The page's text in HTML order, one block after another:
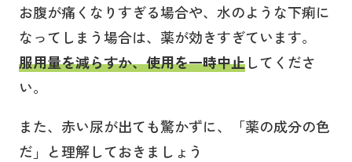
お腹が痛くなりすぎる場合や、水のような下痢に
なってしまう場合は、薬が効きすぎています。
服用量を減らすか、使用を一時中止してくださ
い。
また、赤い尿が出ても驚かずに、「薬の成分の色
だ」と理解しておきましょう